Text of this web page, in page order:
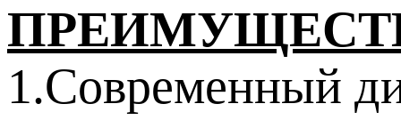
1.Современный